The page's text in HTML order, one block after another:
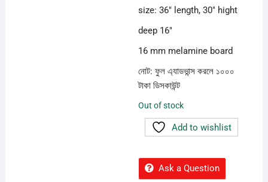
15,000.00৳ .
size: 36″ length, 30″ hight
deep 16″
16 mm melamine board
নোট: ফুল এ্যাডভান্স করলে ১০০০
টাকা ডিসকাউন্ট
Out of stock
Add to wishlist
Ask a Question